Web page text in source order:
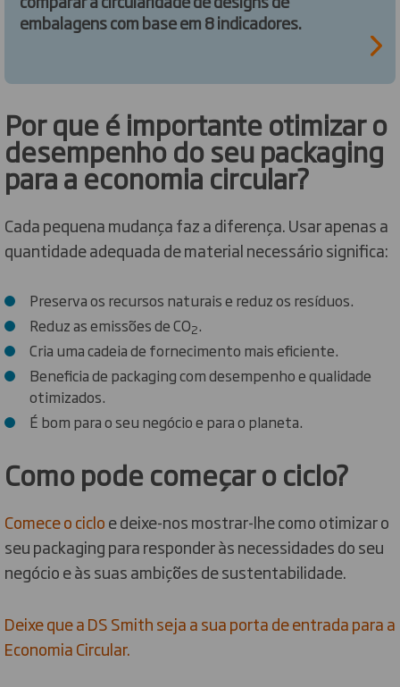
embalagens com base em 8 indicadores.
Por que é importante otimizar o
desempenho do seu packaging
para a economia circular?
Cada pequena mudança faz a diferença. Usar apenas a
quantidade adequada de material necessário significa:
Preserva os recursos naturais e reduz os resíduos.
Reduz as emissões de CO2.
Cria uma cadeia de fornecimento mais eficiente.
Beneficia de packaging com desempenho e qualidade
otimizados.
É bom para o seu negócio e para o planeta.
Como pode começar o ciclo?
Comece o cicloe deixe-nos mostrar-lhe como otimizar o
seu packaging para responder às necessidades do seu
negócio e às suas ambições de sustentabilidade.
Deixe que a DS Smith seja a sua porta de entrada para a
Economia Circular.